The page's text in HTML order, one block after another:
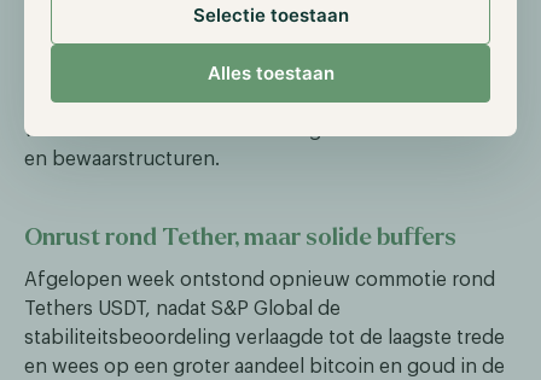
Selectie toestaan
Alles toestaan
betalingsverkeer en in de markt voor tokenized
assets. Voor Europese beleggers en instellingen kan
een gereguleerde euro-stablecoin aantrekkelijk zijn
als liquiditeits- en settlementinstrument, zeker
wanneer banken het direct integreren in hun betaal-
en bewaarstructuren.
Onrust rond Tether, maar solide buffers
Afgelopen week ontstond opnieuw commotie rond
Tethers USDT, nadat S&P Global de
stabiliteitsbeoordeling verlaagde tot de laagste trede
en wees op een groter aandeel bitcoin en goud in de